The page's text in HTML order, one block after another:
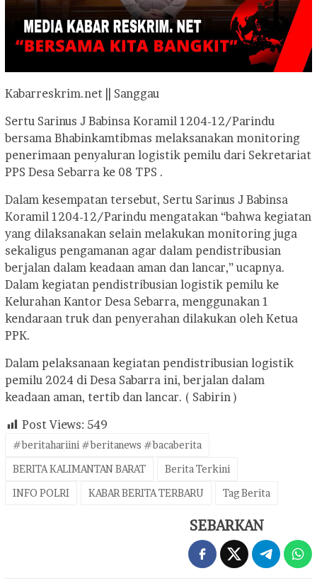
Kabarreskrim.net || Sanggau
Sertu Sarinus J Babinsa Koramil 1204-12/Parindu
bersama Bhabinkamtibmas melaksanakan monitoring
penerimaan penyaluran logistik pemilu dari Sekretariat
PPS Desa Sebarra ke 08 TPS .
Dalam kesempatan tersebut, Sertu Sarinus J Babinsa
Koramil 1204-12/Parindu mengatakan “bahwa kegiatan
yang dilaksanakan selain melakukan monitoring juga
sekaligus pengamanan agar dalam pendistribusian
berjalan dalam keadaan aman dan lancar,” ucapnya.
Dalam kegiatan pendistribusian logistik pemilu ke
Kelurahan Kantor Desa Sebarra, menggunakan 1
kendaraan truk dan penyerahan dilakukan oleh Ketua
PPK.
Dalam pelaksanaan kegiatan pendistribusian logistik
pemilu 2024 di Desa Sabarra ini, berjalan dalam
keadaan aman, tertib dan lancar. ( Sabirin )
Post Views: 549
#beritahariini #beritanews #bacaberita
BERITA KALIMANTAN BARAT
Berita Terkini
INFO POLRI
KABAR BERITA TERBARU Tag Berita
SEBARKAN